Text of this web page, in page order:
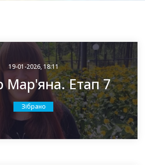
19-01-2026, 18:11
Мар'яна. Етап 7
Зібрано